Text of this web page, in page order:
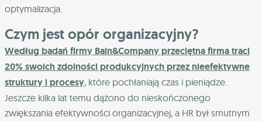
optymalizacja.
Czym jest opór organizacyjny?
Według badań firmy Bain&Company przeciętna firma traci
20% swoich zdolności produkcyjnych przez nieefektywne
struktury i procesy, które pochłaniają czas i pieniądze.
Jeszcze kilka lat temu dążono do nieskończonego
zwiększania efektywności organizacyjnej, a HR był smutnym